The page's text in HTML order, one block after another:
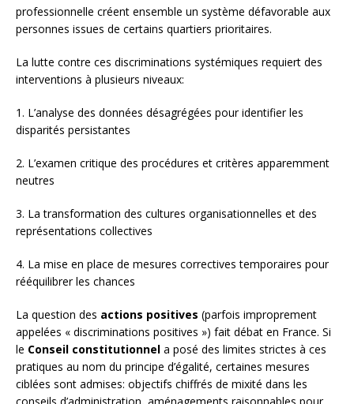
professionnelle créent ensemble un système défavorable aux
personnes issues de certains quartiers prioritaires.
La lutte contre ces discriminations systémiques requiert des
interventions à plusieurs niveaux:
1. L’analyse des données désagrégées pour identifier les
disparités persistantes
2. L’examen critique des procédures et critères apparemment
neutres
3. La transformation des cultures organisationnelles et des
représentations collectives
4. La mise en place de mesures correctives temporaires pour
rééquilibrer les chances
La question des actions positives (parfois improprement
appelées « discriminations positives ») fait débat en France. Si
le Conseil constitutionnel a posé des limites strictes à ces
pratiques au nom du principe d’égalité, certaines mesures
ciblées sont admises: objectifs chiffrés de mixité dans les